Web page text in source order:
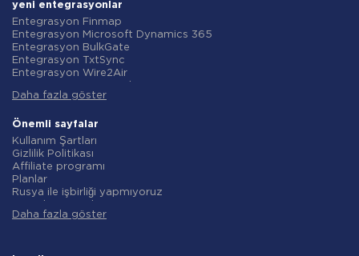
Entegrasyon ClickUp
Entegrasyon Airtable
Entegrasyon Google Contacts
Entegrasyon OpenAI (ChatGPT)
Entegrasyon Instagram
Entegrasyon ActiveCampaign
Entegrasyon Typeform
Entegrasyon Salesforce CRM
Entegrasyon Notion
Entegrasyon AWeber
Entegrasyon Asana
Entegrasyon ZOHO CRM
Entegrasyon Webhooks
Entegrasyon GetResponse
Entegrasyon WooCommerce
yeni entegrasyonlar
Entegrasyon Finmap
Entegrasyon Microsoft Dynamics 365
Entegrasyon BulkGate
Entegrasyon TxtSync
Entegrasyon Wire2Air
Entegrasyon Infobip
Entegrasyon AtomPark
Entegrasyon TXTImpact
Entegrasyon Campaign Monitor
Entegrasyon CM.com
Entegrasyon D7 Networks
Entegrasyon SMS.to
Entegrasyon SMSGlobal
Entegrasyon Textlocal
Daha fazla göster
Önemli sayfalar
Kullanım Şartları
Gizlilik Politikası
Affiliate programı
Planlar
Rusya ile işbirliği yapmıyoruz
iade politikasi
Daha fazla göster